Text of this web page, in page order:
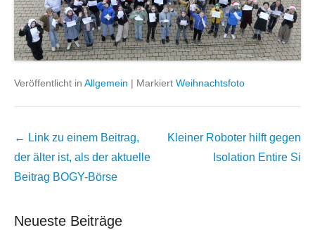
Veröffentlicht in Allgemein | Markiert Weihnachtsfoto
Beitrags
Übersicht
← Link zu einem Beitrag,
der älter ist, als der aktuelle
Beitrag BOGY-Börse
Kleiner Roboter hilft gegen
Isolation Entire Si
Neueste Beiträge